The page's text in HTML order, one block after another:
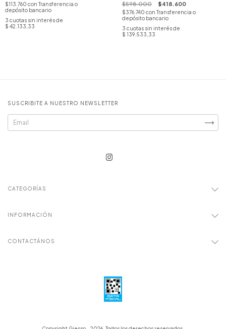
$113.760 con Transferencia o
depósito bancario
3 cuotas sin interés de
$ 42.133,33
$598.000 $418.600
$376.740 con Transferencia o
depósito bancario
3 cuotas sin interés de
$ 139.533,33
SUSCRIBITE A NUESTRO NEWSLETTER
CATEGORÍAS
INFORMACIÓN
CONTACTÁNOS